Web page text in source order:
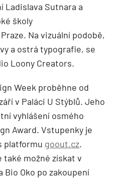
Ladislava Sutnara a
školy
Na vizuální podobě,
a ostrá typografie, se
Loony Creators.
Week proběhne od
v Paláci U Stýblů. Jeho
vyhlášení osmého
Award. Vstupenky je
platformu goout.cz.
možné získat v
Bio Oko po zakoupení